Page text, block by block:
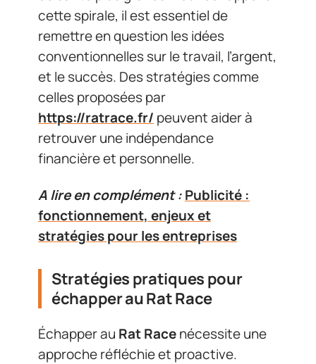
cette spirale, il est essentiel de
remettre en question les idées
conventionnelles sur le travail, l’argent,
et le succès. Des stratégies comme
celles proposées par
https://ratrace.fr/ peuvent aider à
retrouver une indépendance
financière et personnelle.
A lire en complément :Publicité :
fonctionnement, enjeux et
stratégies pour les entreprises
Stratégies pratiques pour
échapper au Rat Race
Échapper au Rat Racenécessite une
approche réfléchie et proactive.